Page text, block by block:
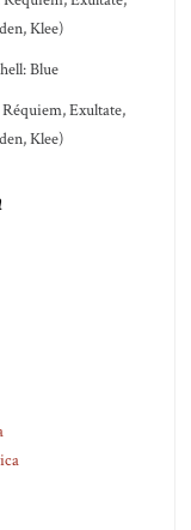
Klee)
Blue
Exultate,
Klee)